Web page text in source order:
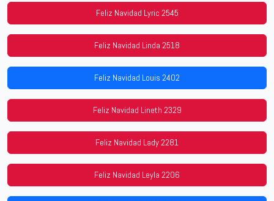
Feliz Navidad Lyric 2545
Feliz Navidad Linda 2518
Feliz Navidad Louis 2402
Feliz Navidad Lineth 2329
Feliz Navidad Lady 2281
Feliz Navidad Leyla 2206